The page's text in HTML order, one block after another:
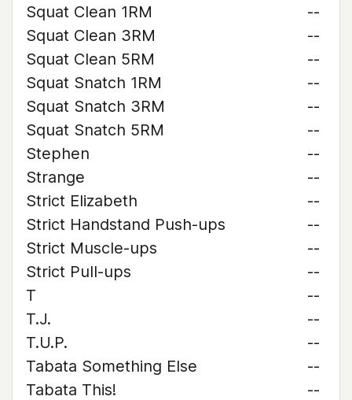
Squat Clean 1RM
--
Squat Clean 3RM
--
Squat Clean 5RM
--
Squat Snatch 1RM
--
Squat Snatch 3RM
--
Squat Snatch 5RM
--
Stephen
--
Strange
--
Strict Elizabeth
--
Strict Handstand Push-ups
--
Strict Muscle-ups
--
Strict Pull-ups
--
T
--
T.J.
--
T.U.P.
--
Tabata Something Else
--
Tabata This!
--